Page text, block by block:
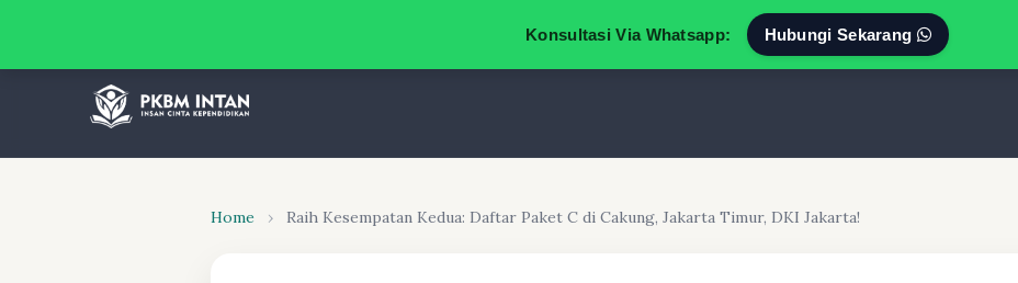
Konsultasi Via Whatsapp: Hubungi Sekarang
Home › Raih Kesempatan Kedua: Daftar Paket C di Cakung, Jakarta Timur, DKI Jakarta!